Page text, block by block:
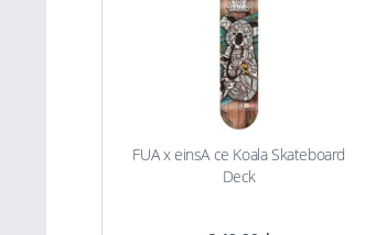
FUA x einsA ce Koala Skateboard
Deck